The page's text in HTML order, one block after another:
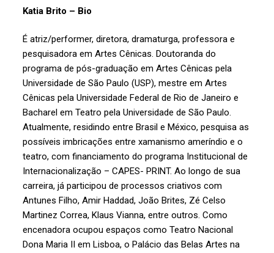
Katia Brito – Bio
É atriz/performer, diretora, dramaturga, professora e
pesquisadora em Artes Cênicas. Doutoranda do
programa de pós-graduação em Artes Cênicas pela
Universidade de São Paulo (USP), mestre em Artes
Cênicas pela Universidade Federal de Rio de Janeiro e
Bacharel em Teatro pela Universidade de São Paulo.
Atualmente, residindo entre Brasil e México, pesquisa as
possíveis imbricações entre xamanismo ameríndio e o
teatro, com financiamento do programa Institucional de
Internacionalização – CAPES- PRINT. Ao longo de sua
carreira, já participou de processos criativos com
Antunes Filho, Amir Haddad, João Brites, Zé Celso
Martinez Correa, Klaus Vianna, entre outros. Como
encenadora ocupou espaços como Teatro Nacional
Dona Maria II em Lisboa, o Palácio das Belas Artes na